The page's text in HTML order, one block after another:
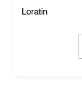
Loratin